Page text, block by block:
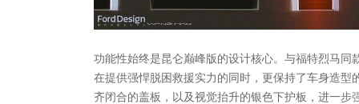
功能性始终是昆仑巅峰版的设计核心。与福特烈马同
在提供强悍脱困救援实力的同时，更保持了车身造型
齐闭合的盖板，以及视觉抬升的银色下护板，进一步